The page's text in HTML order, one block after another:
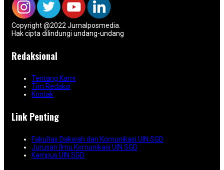
Copyright @2022 Jurnalposmedia.
Hak cipta dilindungi undang-undang
Redaksional
Tentang Kami
Tim Redaksi
Kontak
Link Penting
Fakultas Dakwah dan Komunikasi UIN SGD
Jurusan Ilmu Komunikasi UIN SGD
Kampus UIN SGD